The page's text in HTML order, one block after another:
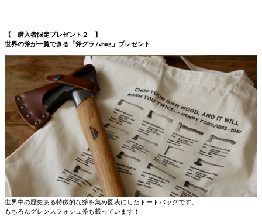
【 購入者限定プレゼント２ 】
世界の斧が一覧できる「斧グラムbag」プレゼント
世界中の歴史ある特徴的な斧を集め図表にしたトートバッグです。
もちろんグレンスフォシュ斧も載っています！